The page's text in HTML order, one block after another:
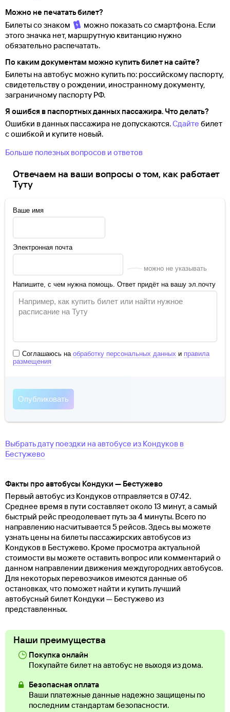
Можно не печатать билет?
Билеты со знаком
можно показать со смартфона. Если
этого значка нет, маршрутную квитанцию нужно
обязательно распечатать.
По каким документам можно купить билет на сайте?
Билеты на автобус можно купить по: российскому паспорту,
свидетельству о рождении, иностранному документу,
заграничному паспорту РФ.
Я ошибся в паспортных данных пассажира. Что делать?
Ошибки в данных пассажира не допускаются.Сдайте билет
с ошибкой и купите новый.
Больше полезных вопросов и ответов
Отвечаем на ваши вопросы о том, как работает
Туту
Ваше имя
Электронная почта
можно не указывать
Напишите, с чем нужна помощь. Ответ придёт на вашу эл.почту
Соглашаюсь на обработку персональных данных и правила
размещения
Выбрать дату поездки на автобусе из Кондуков в
Бестужево
Факты про автобусы Кондуки — Бестужево
Первый автобус из Кондуков отправляется в 07:42.
Среднее время в пути составляет около 13 минут, а самый
быстрый рейс преодолевает путь за 4 минуты. Всего по
направлению насчитывается 5 рейсов. Здесь вы можете
узнать цены на билеты пассажирских автобусов из
Кондуков в Бестужево. Кроме просмотра актуальной
стоимости вы можете оставить вопрос или комментарий о
данном направлении движения междугородних автобусов.
Для некоторых перевозчиков имеются данные об
остановках, что поможет найти и купить лучший
автобусный билет Кондуки — Бестужево из
представленных.
Наши преимущества
Покупка онлайн
Покупайте билет на автобус не выходя из дома.
Безопасная оплата
Ваши платежные данные надежно защищены по
последним стандартам безопасности.